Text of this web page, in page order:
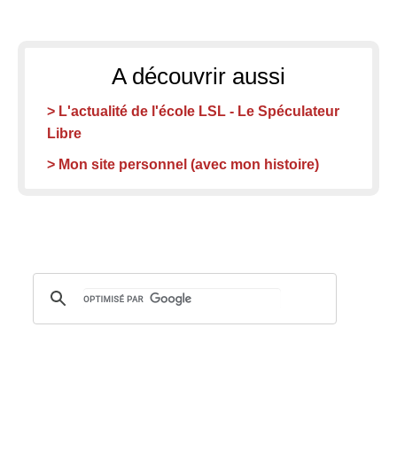
A découvrir aussi
> L'actualité de l'école LSL - Le Spéculateur
Libre
> Mon site personnel (avec mon histoire)